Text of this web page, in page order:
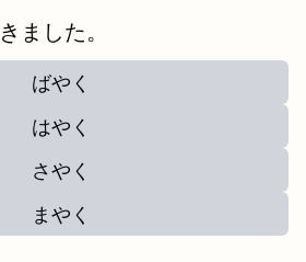
ました。
ばやく
はやく
さやく
まやく